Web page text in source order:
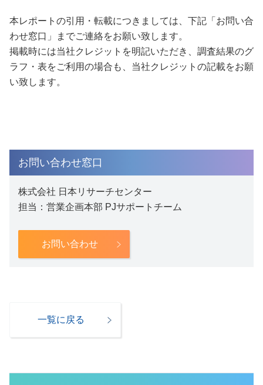
本レポートの引用・転載につきましては、下記「お問い合
わせ窓口」までご連絡をお願い致します。
掲載時には当社クレジットを明記いただき、調査結果のグ
ラフ・表をご利用の場合も、当社クレジットの記載をお願
い致します。
お問い合わせ窓口
株式会社 日本リサーチセンター
担当：営業企画本部 PJサポートチーム
お問い合わせ
一覧に戻る